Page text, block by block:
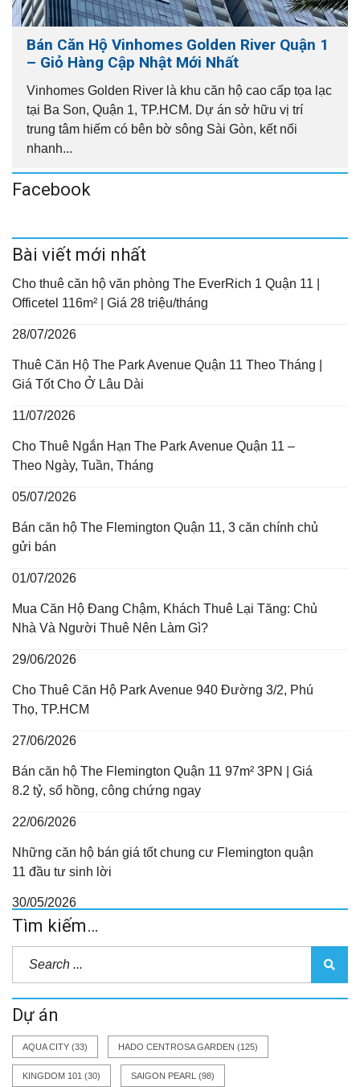
Bán Căn Hộ Vinhomes Golden River Quận 1
– Giỏ Hàng Cập Nhật Mới Nhất
Vinhomes Golden River là khu căn hộ cao cấp tọa lạc
tại Ba Son, Quận 1, TP.HCM. Dự án sở hữu vị trí
trung tâm hiếm có bên bờ sông Sài Gòn, kết nối
nhanh...
Facebook
Bài viết mới nhất
Cho thuê căn hộ văn phòng The EverRich 1 Quận 11 |
Officetel 116m² | Giá 28 triệu/tháng
28/07/2026
Thuê Căn Hộ The Park Avenue Quận 11 Theo Tháng |
Giá Tốt Cho Ở Lâu Dài
11/07/2026
Cho Thuê Ngắn Hạn The Park Avenue Quận 11 –
Theo Ngày, Tuần, Tháng
05/07/2026
Bán căn hộ The Flemington Quận 11, 3 căn chính chủ
gửi bán
01/07/2026
Mua Căn Hộ Đang Chậm, Khách Thuê Lại Tăng: Chủ
Nhà Và Người Thuê Nên Làm Gì?
29/06/2026
Cho Thuê Căn Hộ Park Avenue 940 Đường 3/2, Phú
Thọ, TP.HCM
27/06/2026
Bán căn hộ The Flemington Quận 11 97m² 3PN | Giá
8.2 tỷ, sổ hồng, công chứng ngay
22/06/2026
Những căn hộ bán giá tốt chung cư Flemington quận
11 đầu tư sinh lời
30/05/2026
Tìm kiếm…
Dự án
AQUA CITY (33) HADO CENTROSA GARDEN (125)
KINGDOM 101 (30) SAIGON PEARL (98)